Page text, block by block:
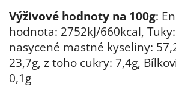
Výživové hodnoty na 100g:
hodnota: 2752kJ/660kcal,
nasycené mastné kyseliny:
23,7g, z toho cukry: 7,4g,
0,1g